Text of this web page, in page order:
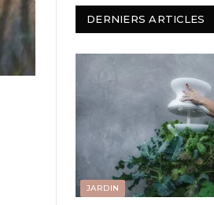
DERNIERS ARTICLES
JARDIN